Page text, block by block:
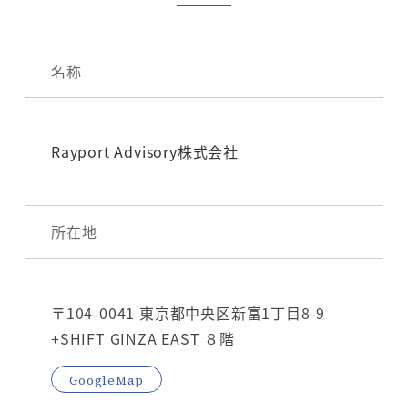
名称
Rayport Advisory株式会社
所在地
〒104-0041 東京都中央区新富1丁目8-9
+SHIFT GINZA EAST ８階
GoogleMap